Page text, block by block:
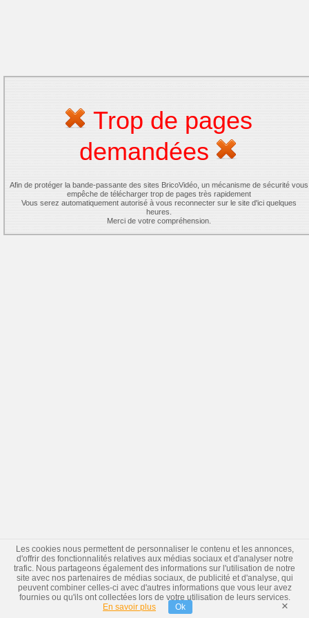
Trop de pages
demandées
Afin de protéger la bande-passante des sites BricoVidéo, un mécanisme de sécurité vous
empêche de télécharger trop de pages très rapidement
Vous serez automatiquement autorisé à vous reconnecter sur le site d'ici quelques
heures.
Merci de votre compréhension.
Les cookies nous permettent de personnaliser le contenu et les annonces,
d'offrir des fonctionnalités relatives aux médias sociaux et d'analyser notre
trafic. Nous partageons également des informations sur l'utilisation de notre
site avec nos partenaires de médias sociaux, de publicité et d'analyse, qui
peuvent combiner celles-ci avec d'autres informations que vous leur avez
fournies ou qu'ils ont collectées lors de votre utilisation de leurs services.
En savoir plus
Ok ×